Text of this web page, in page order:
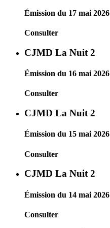
Émission du 17 mai 2026
Consulter
CJMD La Nuit 2
Émission du 16 mai 2026
Consulter
CJMD La Nuit 2
Émission du 15 mai 2026
Consulter
CJMD La Nuit 2
Émission du 14 mai 2026
Consulter